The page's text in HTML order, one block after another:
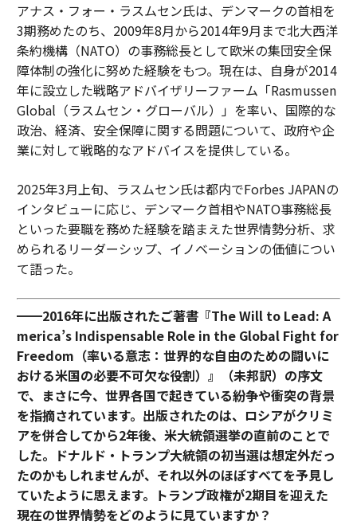
アナス・フォー・ラスムセン氏は、デンマークの首相を
3期務めたのち、2009年8月から2014年9月まで北大西洋
条約機構（NATO）の事務総長として欧米の集団安全保
障体制の強化に努めた経験をもつ。現在は、自身が2014
年に設立した戦略アドバイザリーファーム「Rasmussen
Global（ラスムセン・グローバル）」を率い、国際的な
政治、経済、安全保障に関する問題について、政府や企
業に対して戦略的なアドバイスを提供している。
2025年3月上旬、ラスムセン氏は都内でForbes JAPANの
インタビューに応じ、デンマーク首相やNATO事務総長
といった要職を務めた経験を踏まえた世界情勢分析、求
められるリーダーシップ、イノベーションの価値につい
て語った。
━━2016年に出版されたご著書『The Will to Lead: A
merica’s Indispensable Role in the Global Fight for
Freedom（率いる意志：世界的な自由のための闘いに
おける米国の必要不可欠な役割）』（未邦訳）の序文
で、まさに今、世界各国で起きている紛争や衝突の背景
を指摘されています。出版されたのは、ロシアがクリミ
アを併合してから2年後、米大統領選挙の直前のことで
した。ドナルド・トランプ大統領の初当選は想定外だっ
たのかもしれませんが、それ以外のほぼすべてを予見し
ていたように思えます。トランプ政権が2期目を迎えた
現在の世界情勢をどのように見ていますか？